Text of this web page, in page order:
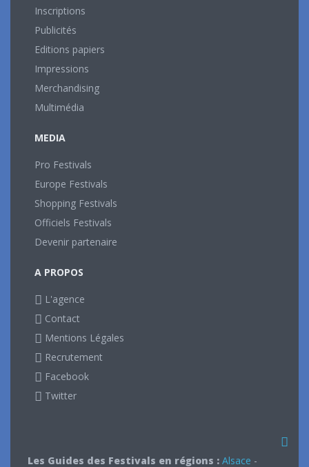
Inscriptions
Publicités
Editions papiers
Impressions
Merchandising
Multimédia
MEDIA
Pro Festivals
Europe Festivals
Shopping Festivals
Officiels Festivals
Devenir partenaire
A PROPOS
L'agence
Contact
Mentions Légales
Recrutement
Facebook
Twitter
Les Guides des Festivals en régions : Alsace -